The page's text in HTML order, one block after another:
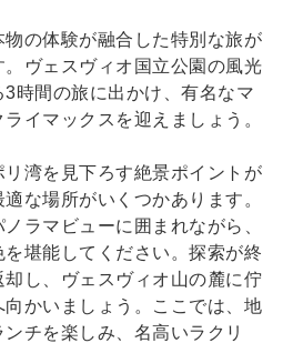
の体験が融合した特別な旅が
ヴェスヴィオ国立公園の風光
時間の旅に出かけ、有名なマ
イマックスを迎えましょう。
湾を見下ろす絶景ポイントが
な場所がいくつかあります。
ラマビューに囲まれながら、
堪能してください。探索が終
し、ヴェスヴィオ山の麓に佇
かいましょう。ここでは、地
チを楽しみ、名高いラクリ